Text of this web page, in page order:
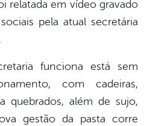
relatada em vídeo gravado
pela atual secretária
funciona está sem
com cadeiras,
quebrados, além de sujo,
gestão da pasta corre